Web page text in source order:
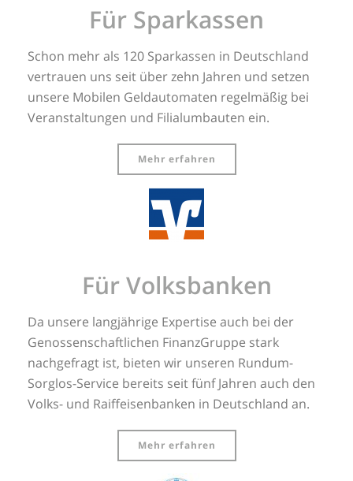
Für Sparkassen
Schon mehr als 120 Sparkassen in Deutschland
vertrauen uns seit über zehn Jahren und setzen
unsere Mobilen Geldautomaten regelmäßig bei
Veranstaltungen und Filialumbauten ein.
Mehr erfahren
Für Volksbanken
Da unsere langjährige Expertise auch bei der
Genossenschaftlichen FinanzGruppe stark
nachgefragt ist, bieten wir unseren Rundum-
Sorglos-Service bereits seit fünf Jahren auch den
Volks- und Raiffeisenbanken in Deutschland an.
Mehr erfahren